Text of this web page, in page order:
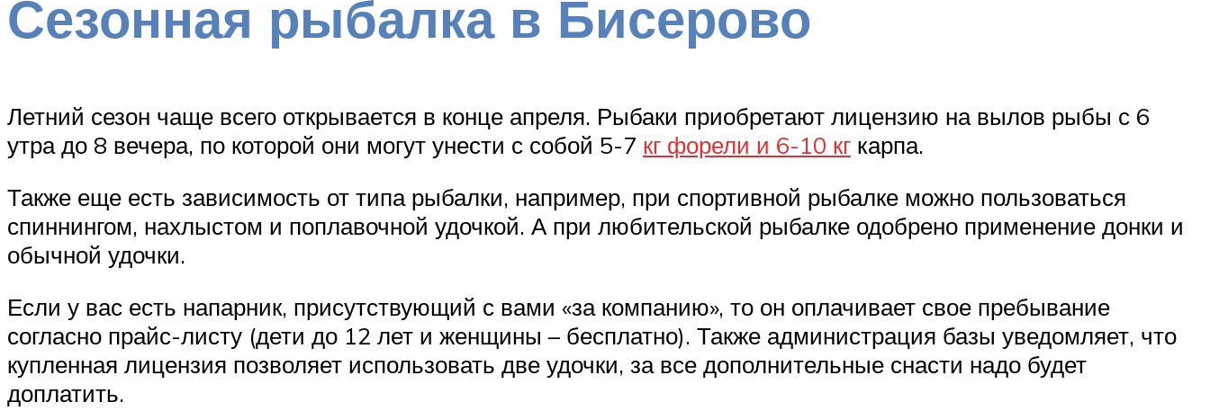
Сезонная рыбалка в Бисерово
Летний сезон чаще всего открывается в конце апреля. Рыбаки приобретают лицензию на вылов рыбы с 6
утра до 8 вечера, по которой они могут унести с собой 5-7 кг форели и 6-10 кг карпа.
Также еще есть зависимость от типа рыбалки, например, при спортивной рыбалке можно пользоваться
спиннингом, нахлыстом и поплавочной удочкой. А при любительской рыбалке одобрено применение донки и
обычной удочки.
Если у вас есть напарник, присутствующий с вами «за компанию», то он оплачивает свое пребывание
согласно прайс-листу (дети до 12 лет и женщины – бесплатно). Также администрация базы уведомляет, что
купленная лицензия позволяет использовать две удочки, за все дополнительные снасти надо будет
доплатить.